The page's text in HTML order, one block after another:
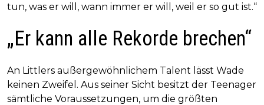
tun, was er will, wann immer er will, weil er so gut ist.“
„Er kann alle Rekorde brechen“
An Littlers außergewöhnlichem Talent lässt Wade
keinen Zweifel. Aus seiner Sicht besitzt der Teenager
sämtliche Voraussetzungen, um die größten